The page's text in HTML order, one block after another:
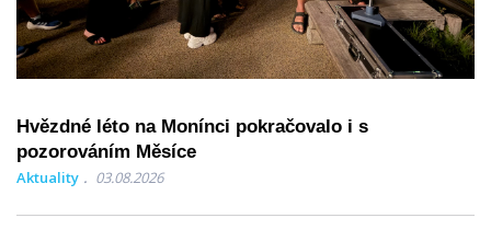
Hvězdné léto na Monínci pokračovalo i s
pozorováním Měsíce
Aktuality 03.08.2026